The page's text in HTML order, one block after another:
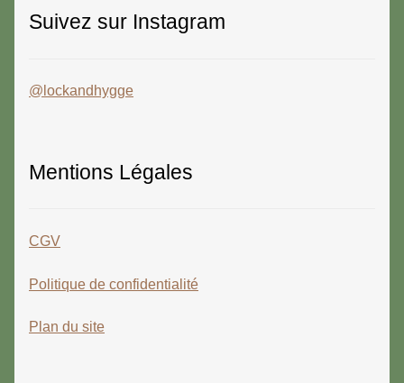
Suivez sur Instagram
@lockandhygge
Mentions Légales
CGV
Politique de confidentialité
Plan du site